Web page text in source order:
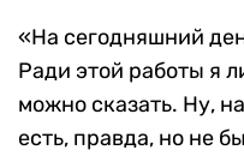
«На сегодняшний
Ради этой работы я
можно сказать. Ну,
есть, правда, но не